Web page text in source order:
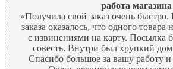
работа магазина
«Получила свой заказ очень
заказа оказалось, что одного товара
с извинениями на карту. Посылка
совесть. Внутри был хрупкий
Спасибо большое за вашу работу и